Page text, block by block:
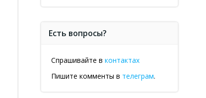
Есть вопросы?
Спрашивайте в контактах
Пишите комменты в телеграм.